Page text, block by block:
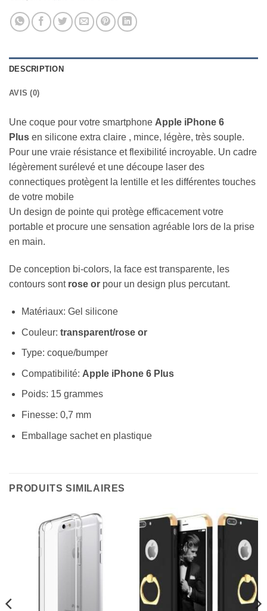
DESCRIPTION
AVIS (0)
Une coque pour votre smartphone Apple iPhone 6
Plus en silicone extra claire , mince, légère, très souple.
Pour une vraie résistance et flexibilité incroyable. Un cadre
légèrement surélevé et une découpe laser des
connectiques protègent la lentille et les différentes touches
de votre mobile
Un design de pointe qui protège efficacement votre
portable et procure une sensation agréable lors de la prise
en main.
De conception bi-colors, la face est transparente, les
contours sont rose or pour un design plus percutant.
Matériaux: Gel silicone
Couleur: transparent/rose or
Type: coque/bumper
Compatibilité: Apple iPhone 6 Plus
Poids: 15 grammes
Finesse: 0,7 mm
Emballage sachet en plastique
PRODUITS SIMILAIRES